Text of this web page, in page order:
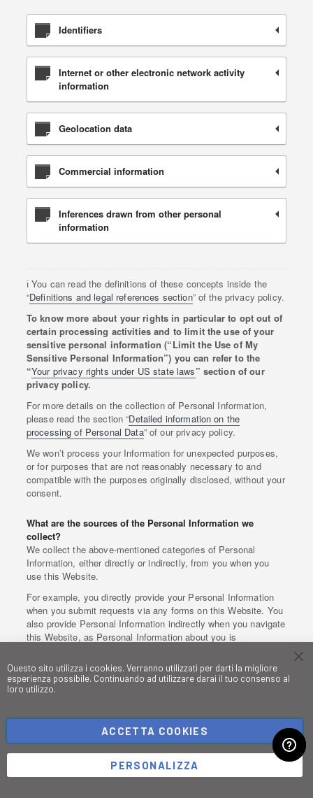
Identifiers
Internet or other electronic network activity
information
Geolocation data
Commercial information
Inferences drawn from other personal
information
ℹ️ You can read the definitions of these concepts inside the
“Definitions and legal references section” of the privacy policy.
To know more about your rights in particular to opt out of
certain processing activities and to limit the use of your
sensitive personal information (“Limit the Use of My
Sensitive Personal Information”) you can refer to the
“Your privacy rights under US state laws” section of our
privacy policy.
For more details on the collection of Personal Information,
please read the section “Detailed information on the
processing of Personal Data” of our privacy policy.
We won’t process your Information for unexpected purposes,
or for purposes that are not reasonably necessary to and
compatible with the purposes originally disclosed, without your
consent.
What are the sources of the Personal Information we
collect?
We collect the above-mentioned categories of Personal
Information, either directly or indirectly, from you when you
use this Website.
For example, you directly provide your Personal Information
when you submit requests via any forms on this Website. You
also provide Personal Information indirectly when you navigate
this Website, as Personal Information about you is
Finally, we may collect your Personal Information from third
parties that work with us in connection with the Service or with
Your privacy rights under US state laws
You may exercise certain rights regarding your Personal
Information. In particular, to the extent permitted by applicable
Questo sito utilizza i cookies. Verranno utilizzati per darti la migliore
esperienza possibile. Continuando ad utilizzare darai il tuo consenso al
loro utilizzo.
ACCETTA COOKIES
PERSONALIZZA